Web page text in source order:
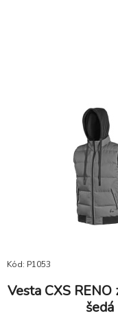
Kód: P1053
Vesta CXS RENO
šedá